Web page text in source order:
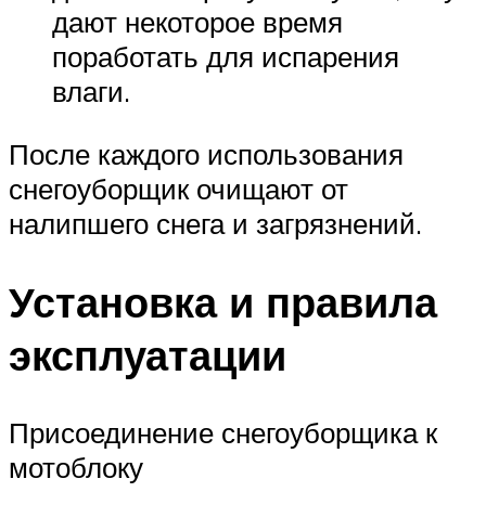
дают некоторое время
поработать для испарения
влаги.
После каждого использования
снегоуборщик очищают от
налипшего снега и загрязнений.
Установка и правила
эксплуатации
Присоединение снегоуборщика к
мотоблоку